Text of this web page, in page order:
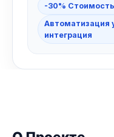
-30%
Автоматизация
интеграция